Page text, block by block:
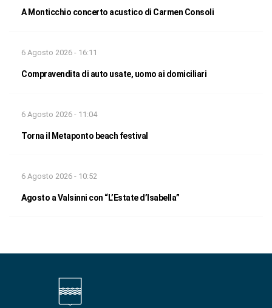
A Monticchio concerto acustico di Carmen Consoli
6 Agosto 2026 - 16:11
Compravendita di auto usate, uomo ai domiciliari
6 Agosto 2026 - 11:04
Torna il Metaponto beach festival
6 Agosto 2026 - 10:52
Agosto a Valsinni con “L’Estate d’Isabella”